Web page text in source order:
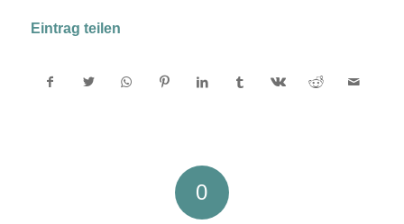
Eintrag teilen
0